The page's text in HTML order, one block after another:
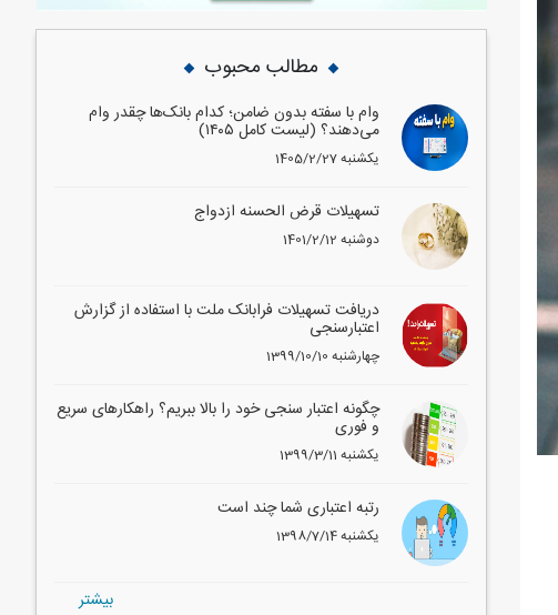
مطالب محبوب
وام با سفته بدون ضامن؛ کدام بانک‌ها چقدر وام
می‌دهند؟ (لیست کامل ۱۴۰۵)
1405/2/27 یکشنبه
تسهیلات قرض الحسنه ازدواج
1401/2/12 دوشنبه
دریافت تسهیلات فرابانک ملت با استفاده از گزارش
اعتبارسنجی
1399/10/10 چهارشنبه
چگونه اعتبار سنجی خود را بالا ببریم؟ راهکارهای سریع
و فوری
1399/3/11 یکشنبه
رتبه اعتباری شما چند است
1398/7/14 یکشنبه
بيشتر